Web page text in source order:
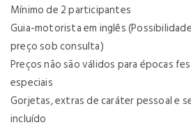
Mínimo de 2 participantes
Guia-motorista em inglês
preço sob consulta)
Preços não são válidos para épocas
especiais
Gorjetas, extras de caráter pessoal e
incluído